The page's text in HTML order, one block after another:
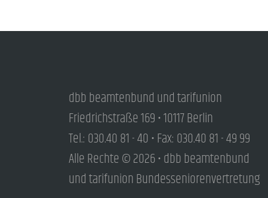
dbb beamtenbund und tarifunion
Friedrichstraße 169 • 10117 Berlin
Tel.: 030.40 81 - 40 • Fax: 030.40 81 - 49 99
Alle Rechte © 2026 • dbb beamtenbund
und tarifunion Bundesseniorenvertretung